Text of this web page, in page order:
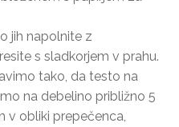
jih napolnite z
s sladkorjem v prahu.
tako, da testo na
na debelino približno 5
v obliki prepečenca,